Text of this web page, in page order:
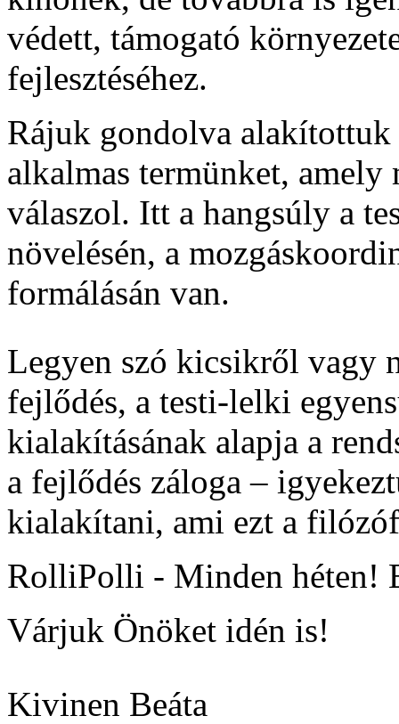
védett, támogató
fejlesztéséhez.
Rájuk gondolva
alkalmas termünket, amely
válaszol. Itt a hangsúly a
növelésén, a
formálásán van.
Legyen szó kicsikről vagy
fejlődés, a testi-lelki
kialakításának alapja a
a fejlődés záloga –
kialakítani, ami ezt a
RolliPolli - Minden héten!
Várjuk Önöket idén is!
Kivinen Beáta